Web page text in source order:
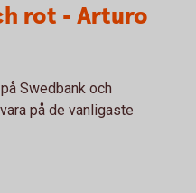
rot - Arturo
Swedbank och
på de vanligaste